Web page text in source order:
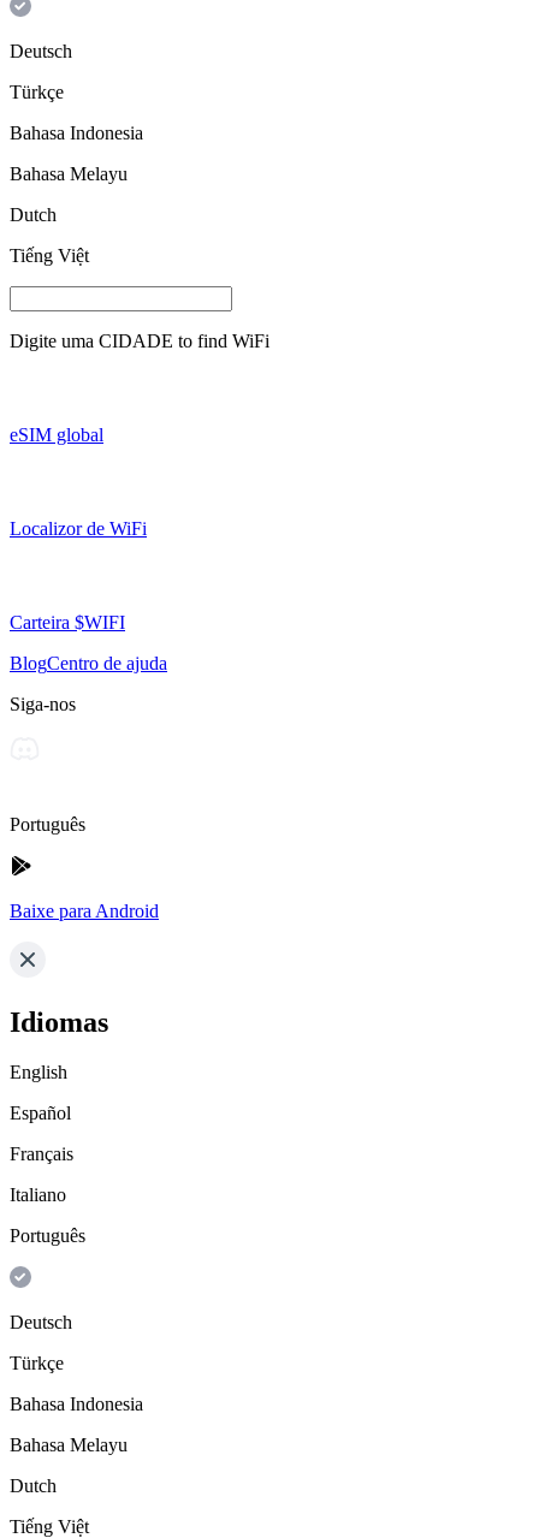
Deutsch
Türkçe
Bahasa Indonesia
Bahasa Melayu
Dutch
Tiếng Việt
Digite uma CIDADE to find WiFi
eSIM global
Localizor de WiFi
Carteira $WIFI
BlogCentro de ajuda
Siga-nos
Português
Baixe para Android
Idiomas
English
Español
Français
Italiano
Português
Deutsch
Türkçe
Bahasa Indonesia
Bahasa Melayu
Dutch
Tiếng Việt